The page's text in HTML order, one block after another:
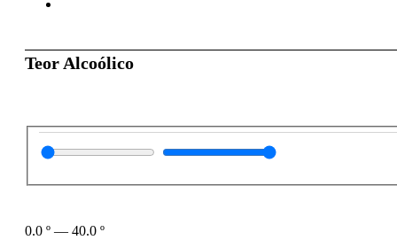
Teor Alcoólico
0.0 º — 40.0 º